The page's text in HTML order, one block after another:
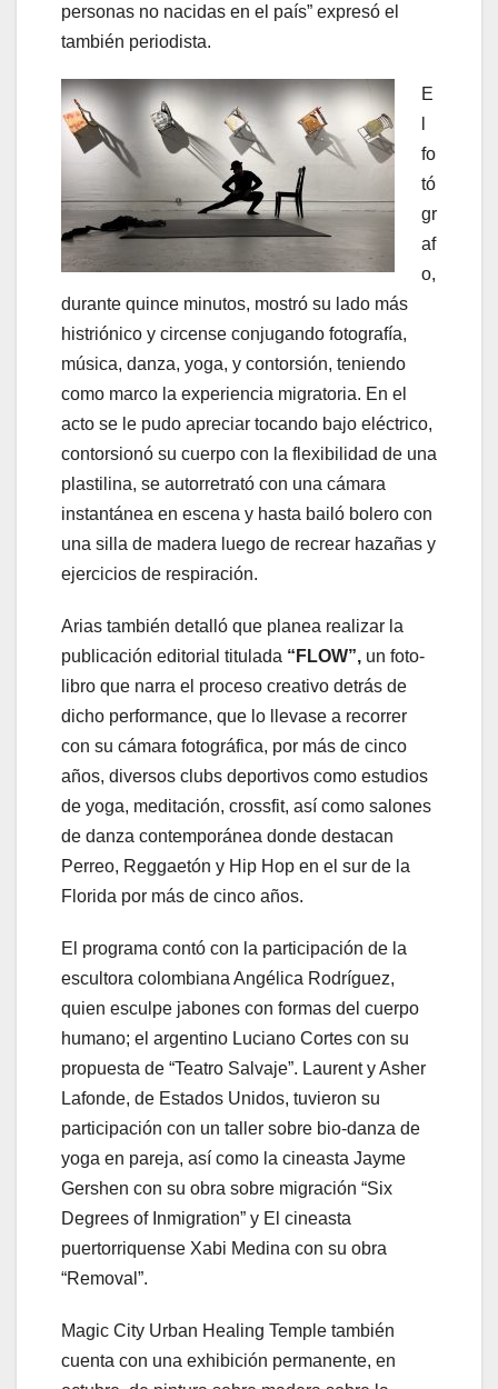
personas no nacidas en el país” expresó el
también periodista.
E
fo
tó
gr
af
o,
durante quince minutos, mostró su lado más
histriónico y circense conjugando fotografía,
música, danza, yoga, y contorsión, teniendo
como marco la experiencia migratoria. En el
acto se le pudo apreciar tocando bajo eléctrico,
contorsionó su cuerpo con la flexibilidad de una
plastilina, se autorretrató con una cámara
instantánea en escena y hasta bailó bolero con
una silla de madera luego de recrear hazañas y
ejercicios de respiración.
Arias también detalló que planea realizar la
publicación editorial titulada “FLOW”, un foto-
libro que narra el proceso creativo detrás de
dicho performance, que lo llevase a recorrer
con su cámara fotográfica, por más de cinco
años, diversos clubs deportivos como estudios
de yoga, meditación, crossfit, así como salones
de danza contemporánea donde destacan
Perreo, Reggaetón y Hip Hop en el sur de la
Florida por más de cinco años.
El programa contó con la participación de la
escultora colombiana Angélica Rodríguez,
quien esculpe jabones con formas del cuerpo
humano; el argentino Luciano Cortes con su
propuesta de “Teatro Salvaje”. Laurent y Asher
Lafonde, de Estados Unidos, tuvieron su
participación con un taller sobre bio-danza de
yoga en pareja, así como la cineasta Jayme
Gershen con su obra sobre migración “Six
Degrees of Inmigration” y El cineasta
puertorriquense Xabi Medina con su obra
“Removal”.
Magic City Urban Healing Temple también
cuenta con una exhibición permanente, en